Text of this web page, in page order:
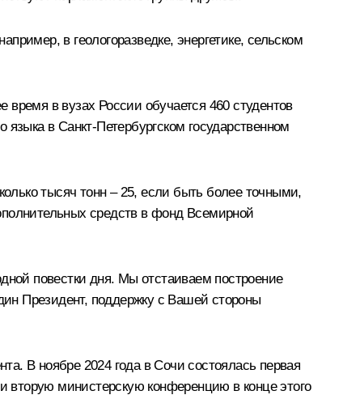
в геологоразведке, энергетике, сельском
в вузах России обучается 460 студентов
в Санкт-Петербургском государственном
тысяч тонн – 25, если быть более точными,
средств в фонд Всемирной
повестки дня. Мы отстаиваем построение
Президент, поддержку с Вашей стороны
В ноябре 2024 года в Сочи состоялась первая
вторую министерскую конференцию в конце этого